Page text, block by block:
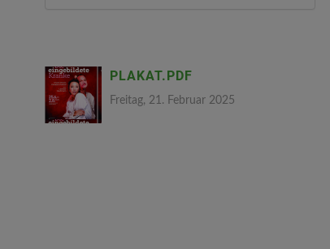
PLAKAT.PDF
Freitag, 21. Februar 2025